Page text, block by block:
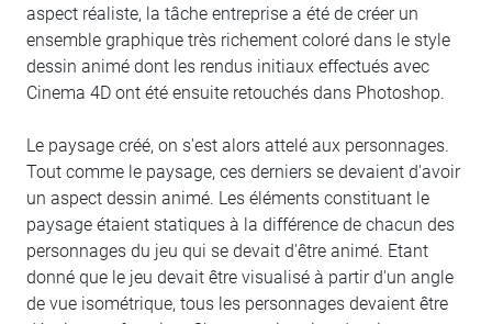
aspect réaliste, la tâche entreprise a été de créer un
ensemble graphique très richement coloré dans le style
dessin animé dont les rendus initiaux effectués avec
Cinema 4D ont été ensuite retouchés dans Photoshop.
Le paysage créé, on s'est alors attelé aux personnages.
Tout comme le paysage, ces derniers se devaient d'avoir
un aspect dessin animé. Les éléments constituant le
paysage étaient statiques à la différence de chacun des
personnages du jeu qui se devait d'être animé. Etant
donné que le jeu devait être visualisé à partir d'un angle
de vue isométrique, tous les personnages devaient être